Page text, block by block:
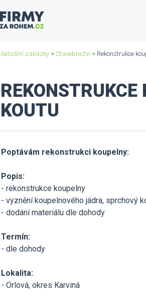
Aktuální zakázky > Stavebnictví > Rekonstrukce
KOUTU
Poptávám rekonstrukci koupelny:
Popis:
- rekonstrukce koupelny
- vyznění koupelnového jádra, sprchový
- dodání materiálu dle dohody
Termín:
- dle dohody
Lokalita:
- Orlová, okres Karviná